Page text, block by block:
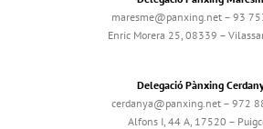
maresme@panxing.net – 93
Enric Morera 25, 08339 –
Delegació Pànxing
cerdanya@panxing.net – 972
Alfons I, 44 A, 17520 –